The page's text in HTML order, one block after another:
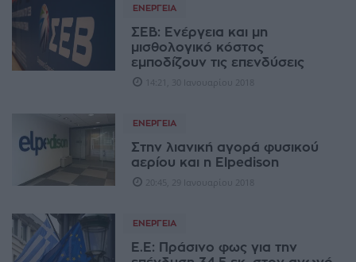
ΕΝΈΡΓΕΙΑ
ΣΕΒ: Ενέργεια και μη
μισθολογικό κόστος
εμποδίζουν τις επενδύσεις
14:21, 30 Ιανουαρίου 2018
ΕΝΈΡΓΕΙΑ
Στην λιανική αγορά φυσικού
αερίου και η Elpedison
20:45, 29 Ιανουαρίου 2018
ΕΝΈΡΓΕΙΑ
Ε.Ε: Πράσινο φως για την